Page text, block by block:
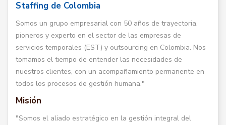
Staffing de Colombia
Somos un grupo empresarial con 50 años de trayectoria,
pioneros y experto en el sector de las empresas de
servicios temporales (EST) y outsourcing en Colombia. Nos
tomamos el tiempo de entender las necesidades de
nuestros clientes, con un acompañamiento permanente en
todos los procesos de gestión humana."
Misión
"Somos el aliado estratégico en la gestión integral del